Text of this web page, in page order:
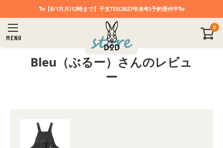
🐑【8/17(月)12時まで】干支TEE(2027年未年)予約受付中🐑
MENU
0
Bleu（ぶるー）さんのレビュ
ー